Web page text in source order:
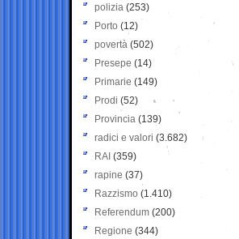
polizia (253)
Porto (12)
povertà (502)
Presepe (14)
Primarie (149)
Prodi (52)
Provincia (139)
radici e valori (3.682)
RAI (359)
rapine (37)
Razzismo (1.410)
Referendum (200)
Regione (344)